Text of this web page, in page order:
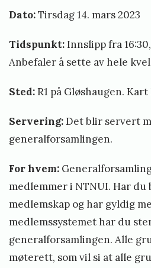
Dato:Tirsdag 14. mars 2023
Tidspunkt:Innslipp fra
Anbefaler å sette av hele
Sted:R1 på Gløshaugen. Kart
Servering:Det blir servert
generalforsamlingen.
For hvem:
medlemmer i NTNUI. Har du
medlemskap og har gyldig
medlemssystemet har du
generalforsamlingen. Alle
møterett, som vil si at alle